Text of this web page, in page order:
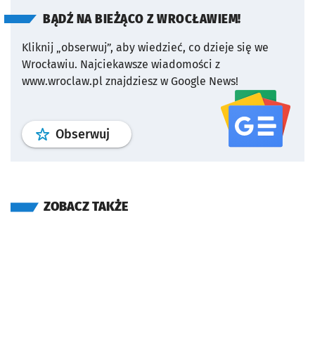
BĄDŹ NA BIEŻĄCO Z WROCŁAWIEM!
Kliknij „obserwuj”, aby wiedzieć, co dzieje się we
Wrocławiu. Najciekawsze wiadomości z
www.wroclaw.pl znajdziesz w Google News!
Obserwuj profil serwisu
ZOBACZ TAKŻE